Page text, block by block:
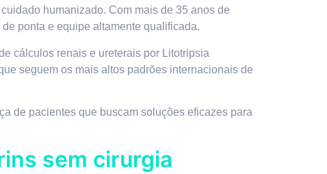
humanizado. Com mais de 35 anos de
ponta e equipe altamente qualificada.
cálculos renais e ureterais por Litotripsia
seguem os mais altos padrões internacionais de
de pacientes que buscam soluções eficazes para
sem cirurgia